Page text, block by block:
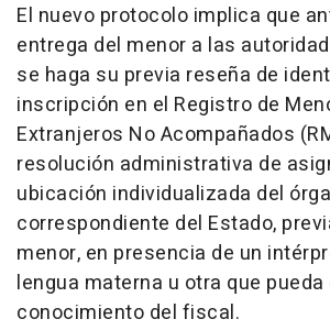
El nuevo protocolo implica que
entrega del menor a las
se haga su previa reseña de
inscripción en el Registro de
Extranjeros No Acompañados
resolución administrativa de
ubicación individualizada del
correspondiente del Estado,
menor, en presencia de un
lengua materna u otra que
conocimiento del fiscal.